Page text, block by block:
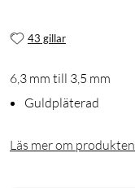
43 gillar
6,3 mm till 3,5 mm
Guldpläterad
Läs mer om produkten